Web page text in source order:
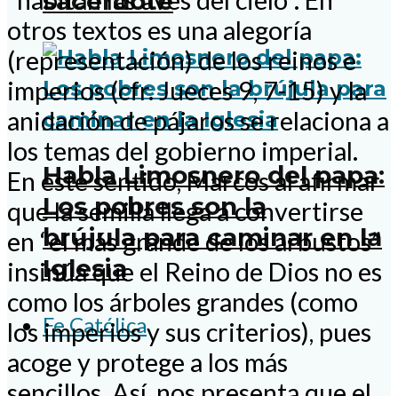
Habla Limosnero del papa:
Los pobres son la
brújula para caminar en la
Iglesia
Fe Católica
otros textos es una alegoría
(representación) de los reinos e
imperios (cfr. Jueces 9, 7-15) y la
anidación de pájaros se relaciona a
los temas del gobierno imperial.
En este sentido, Marcos al afirmar
que la semilla llega a convertirse
en “el más grande de los arbustos”
insinúa que el Reino de Dios no es
como los árboles grandes (como
los imperios y sus criterios), pues
acoge y protege a los más